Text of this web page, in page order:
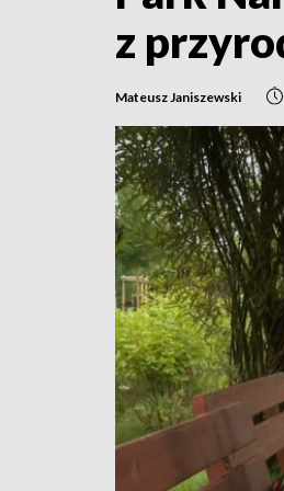
z
Mateusz Janiszewski